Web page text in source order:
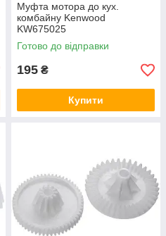
Муфта мотора до кух.
комбайну Kenwood
KW675025
Готово до відправки
195 ₴
Купити